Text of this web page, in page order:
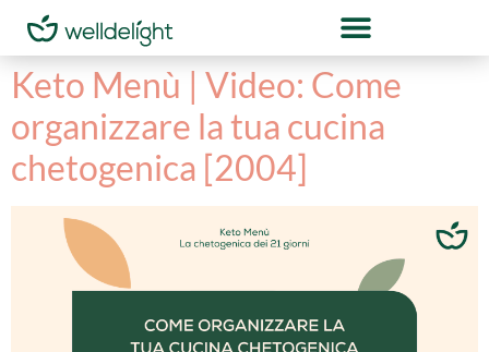
Keto Menù | Video: Come
organizzare la tua cucina
chetogenica [2004]